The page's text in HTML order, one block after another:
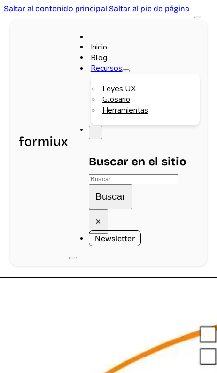
Saltar al contenido principal Saltar al pie de página
Inicio
Blog
Recursos
Leyes UX
Glosario
Herramientas
Buscar en el sitio
Buscar
Buscar
×
Newsletter